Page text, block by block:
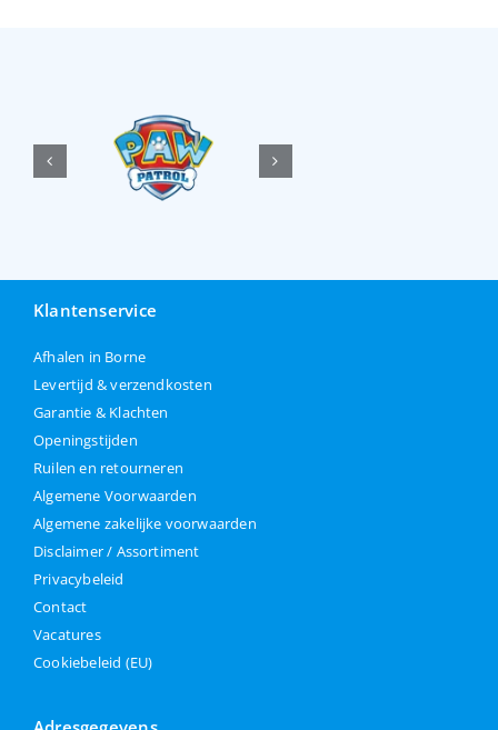
Klantenservice
Afhalen in Borne
Levertijd & verzendkosten
Garantie & Klachten
Openingstijden
Ruilen en retourneren
Algemene Voorwaarden
Algemene zakelijke voorwaarden
Disclaimer / Assortiment
Privacybeleid
Contact
Vacatures
Cookiebeleid (EU)